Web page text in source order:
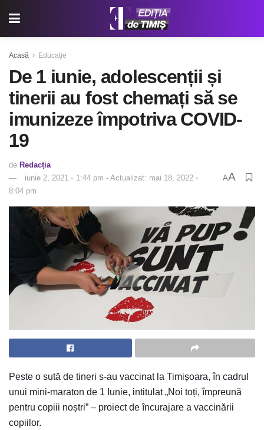
Acasă Educație
De 1 iunie, adolescenții și
tinerii au fost chemați să se
imunizeze împotriva COVID-
19
de Redacția
iunie 2, 2021 ◦ 1:44 pm - Actualizat: mai 18, 2022 ◦
8:04 pm
AA
Peste o sută de tineri s-au vaccinat la Timișoara, în cadrul
unui mini-maraton de 1 Iunie, intitulat „Noi toți, împreună
pentru copiii noștri” – proiect de încurajare a vaccinării
copiilor.